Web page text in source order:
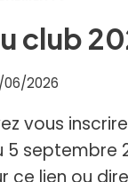
club
06/2026
vous
5 septembre